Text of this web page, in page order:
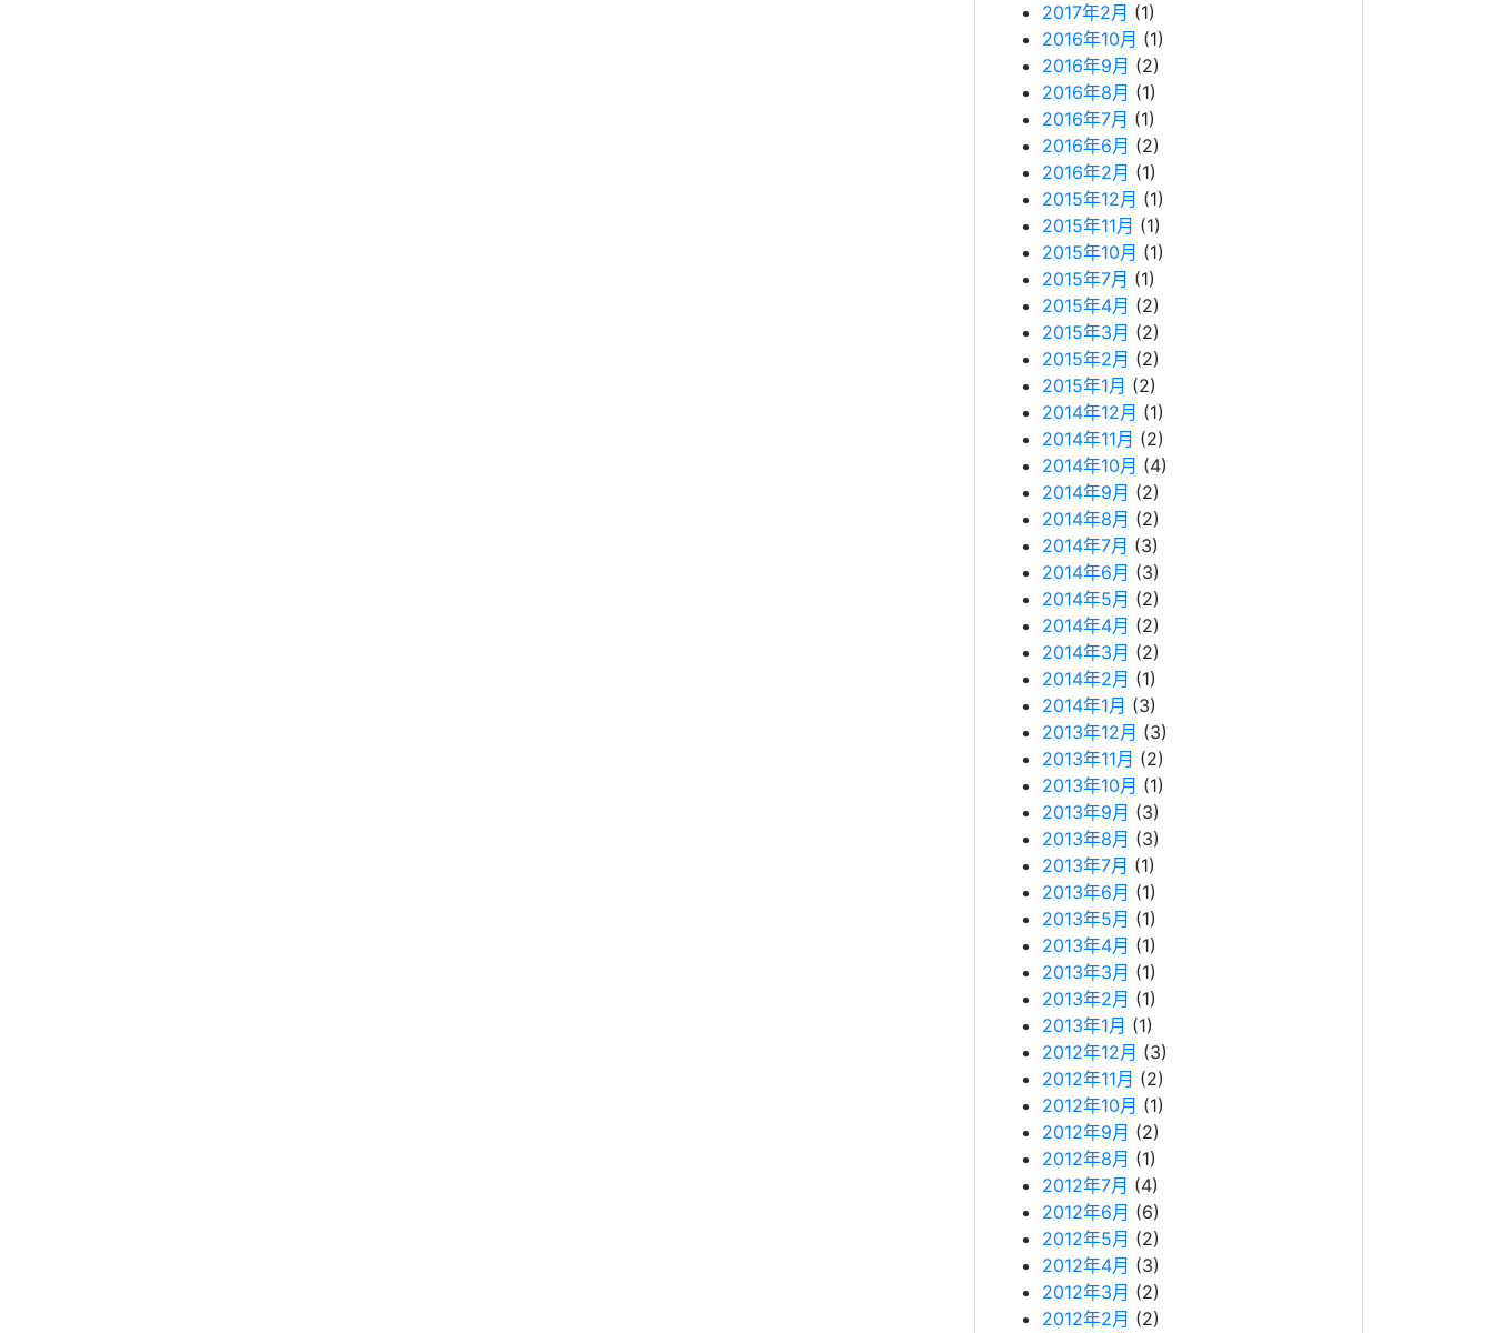
2017年2月 (1)
2016年10月 (1)
2016年9月 (2)
2016年8月 (1)
2016年7月 (1)
2016年6月 (2)
2016年2月 (1)
2015年12月 (1)
2015年11月 (1)
2015年10月 (1)
2015年7月 (1)
2015年4月 (2)
2015年3月 (2)
2015年2月 (2)
2015年1月 (2)
2014年12月 (1)
2014年11月 (2)
2014年10月 (4)
2014年9月 (2)
2014年8月 (2)
2014年7月 (3)
2014年6月 (3)
2014年5月 (2)
2014年4月 (2)
2014年3月 (2)
2014年2月 (1)
2014年1月 (3)
2013年12月 (3)
2013年11月 (2)
2013年10月 (1)
2013年9月 (3)
2013年8月 (3)
2013年7月 (1)
2013年6月 (1)
2013年5月 (1)
2013年4月 (1)
2013年3月 (1)
2013年2月 (1)
2013年1月 (1)
2012年12月 (3)
2012年11月 (2)
2012年10月 (1)
2012年9月 (2)
2012年8月 (1)
2012年7月 (4)
2012年6月 (6)
2012年5月 (2)
2012年4月 (3)
2012年3月 (2)
2012年2月 (2)